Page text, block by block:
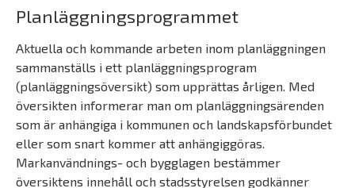
Planläggningsprogrammet
Aktuella och kommande arbeten inom planläggningen
sammanställs i ett planläggningsprogram
(planläggningsöversikt) som upprättas årligen. Med
översikten informerar man om planläggningsärenden
som är anhängiga i kommunen och landskapsförbundet
eller som snart kommer att anhängiggöras.
Markanvändnings- och bygglagen bestämmer
översiktens innehåll och stadsstyrelsen godkänner